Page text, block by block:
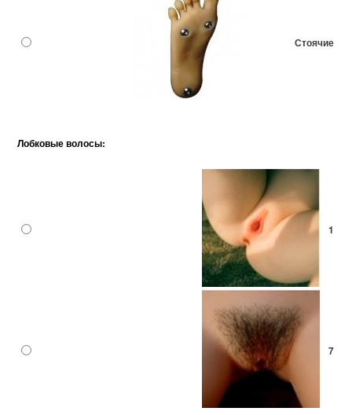
Стоячие
Лобковые волосы:
1
7